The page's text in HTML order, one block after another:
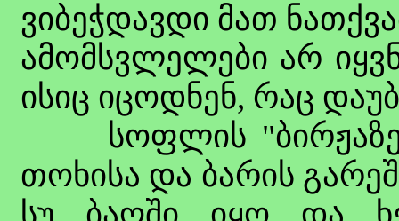
ვიბეჭდავდი მათ
ამომსვლელები არ
ისიც იცოდნენ, რაც
სოფლის "ბირჟაზე",
თოხისა და ბარის